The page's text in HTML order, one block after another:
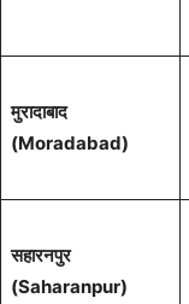
मुरादाबाद
(Moradabad)
सहारनपुर
(Saharanpur)